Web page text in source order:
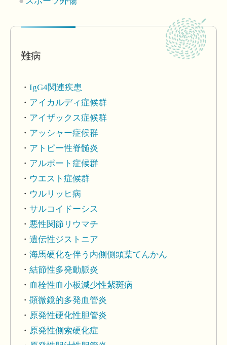
難病
IgG4関連疾患
アイカルディ症候群
アイザックス症候群
アッシャー症候群
アトピー性脊髄炎
アルポート症候群
ウエスト症候群
ウルリッヒ病
サルコイドーシス
悪性関節リウマチ
遺伝性ジストニア
海馬硬化を伴う内側側頭葉てんかん
結節性多発動脈炎
血栓性血小板減少性紫斑病
顕微鏡的多発血管炎
原発性硬化性胆管炎
原発性側索硬化症